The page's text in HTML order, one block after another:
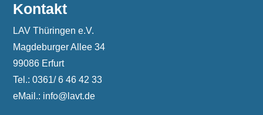
Kontakt
LAV Thüringen e.V.
Magdeburger Allee 34
99086 Erfurt
Tel.: 0361/ 6 46 42 33
eMail.: info@lavt.de